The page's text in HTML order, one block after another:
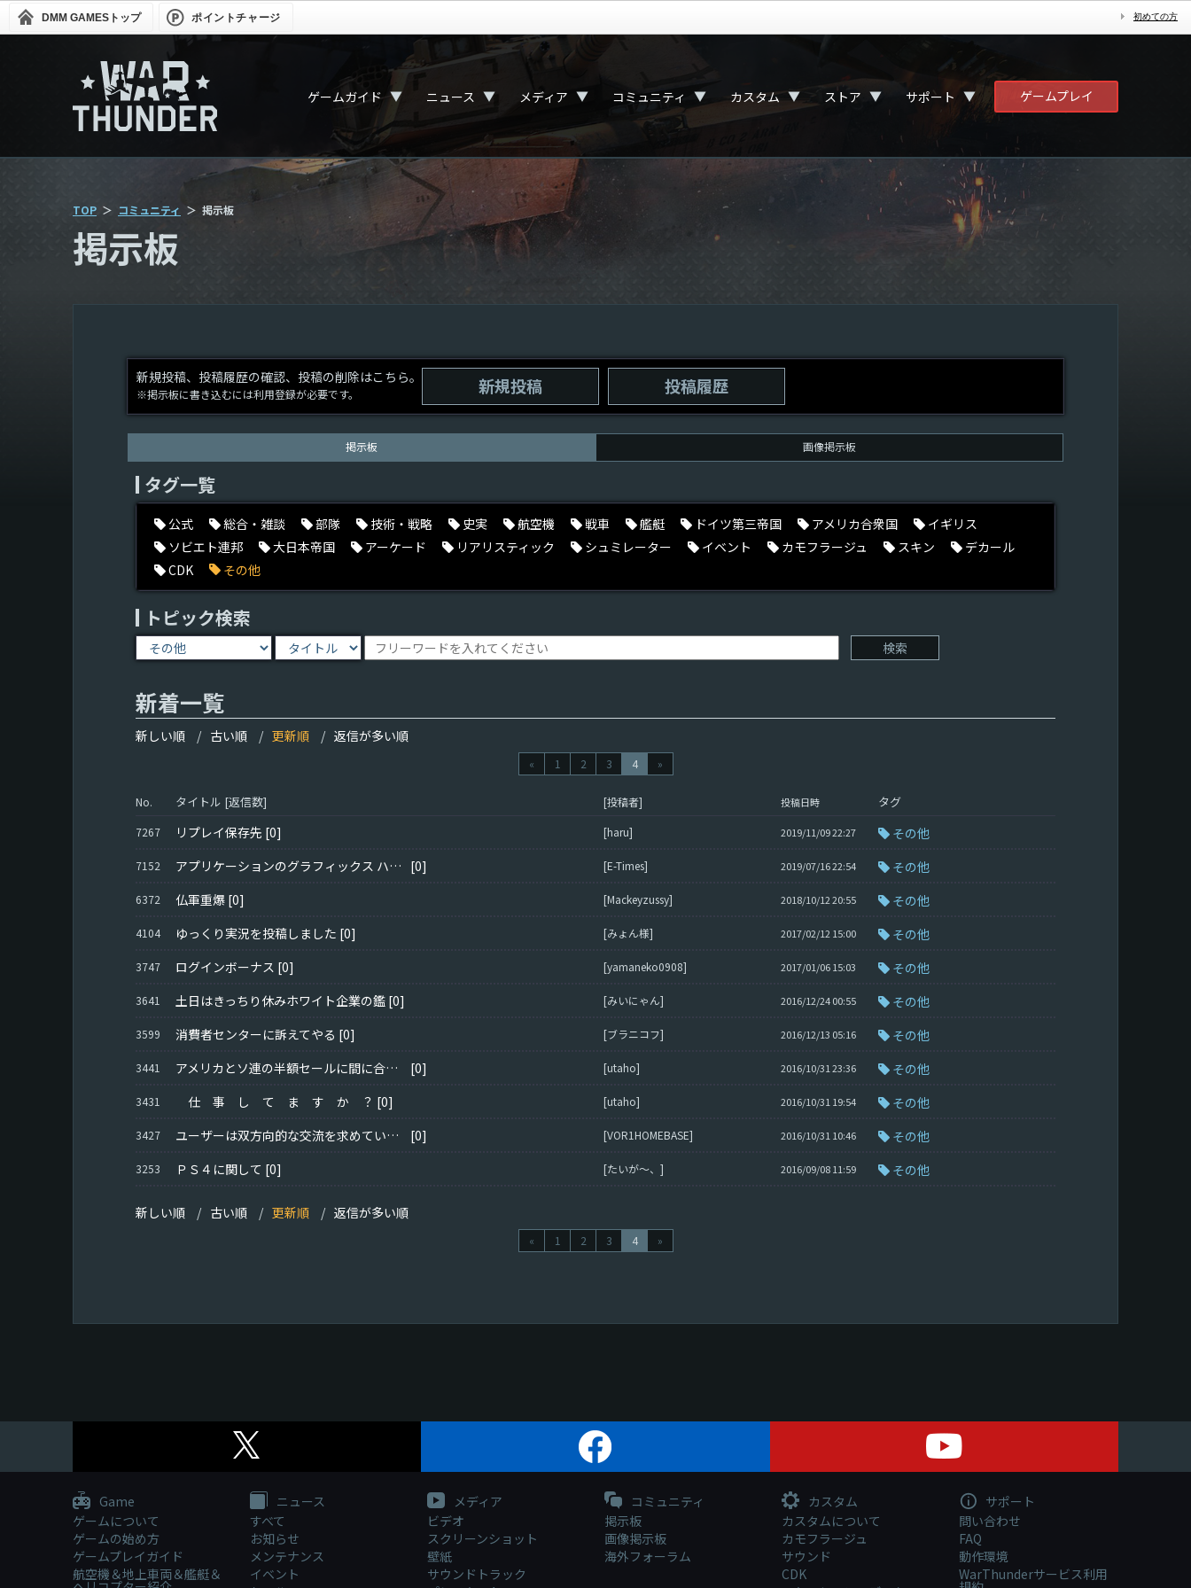
DMM GAMES トップ ポイントチャージ 初めての方
ゲームガイド ▼ ニュース ▼ メディア ▼ コミュニティ ▼ カスタム ▼ ストア ▼ サポート ▼ ゲームプレイ
TOP コミュニティ 掲示板
掲示板
新規投稿、投稿履歴の確認、投稿の削除はこちら。
※掲示板に書き込むには利用登録が必要です。 新規投稿 投稿履歴
掲示板 画像掲示板
タグ一覧
公式 総合・雑談 部隊 技術・戦略 史実 航空機 戦車 艦艇 ドイツ第三帝国 アメリカ合衆国
イギリス
ソビエト連邦
大日本帝国 アーケード リアリスティック シュミレーター イベント カモフラージュ スキン
デカール
CDK
その他
トピック検索
新着一覧
新しい順 古い順 更新順 返信が多い順
« 1 2 3 4 »
No. タイトル [返信数] [投稿者] 投稿日時 タグ
7267 リプレイ保存先 [0] [haru] 2019/11/09 22:27 その他
7152 アプリケーションのグラフィックス ハードウェアへのアクセスはブロックされました。 [0] [E-Times] 2019/07/16 22:54 その他
6372 仏軍重爆 [0] [Mackeyzussy] 2018/10/12 20:55 その他
4104 ゆっくり実況を投稿しました [0] [みょん様] 2017/02/12 15:00 その他
3747 ログインボーナス [0] [yamaneko0908] 2017/01/06 15:03 その他
3641 土日はきっちり休みホワイト企業の鑑 [0] [みいにゃん] 2016/12/24 00:55 その他
3599 消費者センターに訴えてやる [0] [ブラニコフ] 2016/12/13 05:16 その他
3441 アメリカとソ連の半額セールに間に合わなかった件については？ [0] [utaho] 2016/10/31 23:36 その他
3431 仕 事 し て ま す か ？ [0] [utaho] 2016/10/31 19:54 その他
3427 ユーザーは双方向的な交流を求めている。何らかの措置を [0] [VOR1HOMEBASE] 2016/10/31 10:46 その他
3253 ＰＳ４に関して [0] [たいが～、] 2016/09/08 11:59 その他
新しい順 古い順 更新順 返信が多い順
« 1 2 3 4 »
Game
ゲームについて
ゲームの始め方
ゲームプレイガイド
航空機＆地上車両＆艦艇＆
ニュース
すべて
お知らせ
メンテナンス
イベント
メディア
ビデオ
スクリーンショット
壁紙
サウンドトラック
コミュニティ
掲示板
画像掲示板
海外フォーラム
カスタム
カスタムについて
カモフラージュ
サウンド
CDK
サポート
問い合わせ
FAQ
動作環境
WarThunderサービス利用